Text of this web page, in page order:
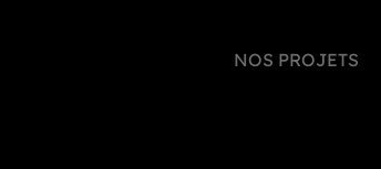
NOS PROJETS